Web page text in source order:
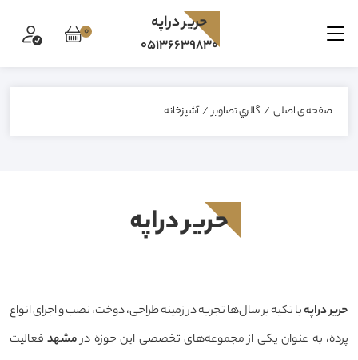
0 حرير دراپه
05136639830
صفحه ی اصلی / گالري تصاوير/آشپزخانه
حرير دراپه
حرير دراپهبا تکیه بر سال‌ها تجربه در زمینه طراحی، دوخت، نصب و اجرای انواع
پرده، به عنوان یکی از مجموعه‌های تخصصی این حوزه درمشهد فعالیت